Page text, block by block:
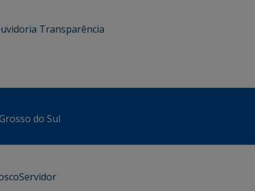
Transparência
do Sul
Servidor